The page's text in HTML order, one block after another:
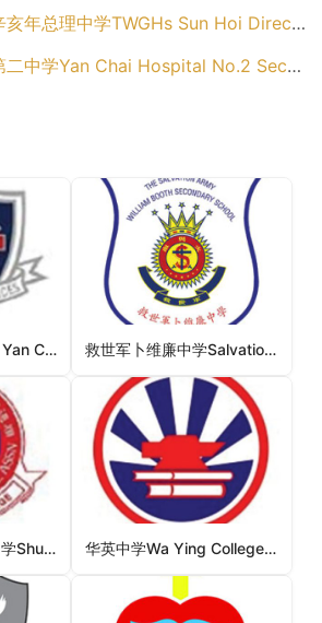
理中学TWGHs Sun Hoi Directors’ College（屯门区中学）
Yan Chai Hospital No.2 Secondary School（屯门区中学）
华仁书院(九龙)Wah Yan College Kowloon（油尖旺区中学） 救世军卜维廉中学Salvation Army William Booth Secondary School（黄大仙区中学）
顺德联谊总会翁祐中学Shun Tak Fraternal Association Yung Yau College（元朗区中学） 华英中学Wa Ying College（九龙城区中学）